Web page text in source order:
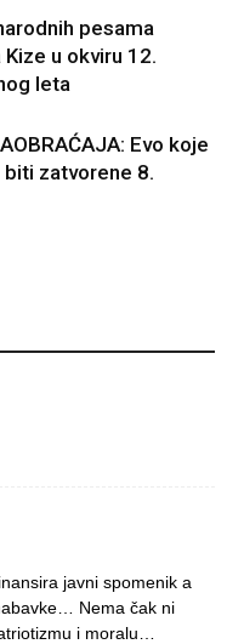
pesama
u okviru 12.
leta
Evo koje
zatvorene 8.
javni spomenik a
Nema čak ni
i moralu…